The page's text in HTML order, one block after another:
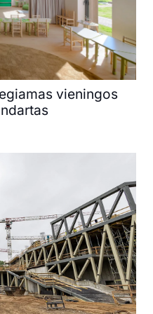
vieningos